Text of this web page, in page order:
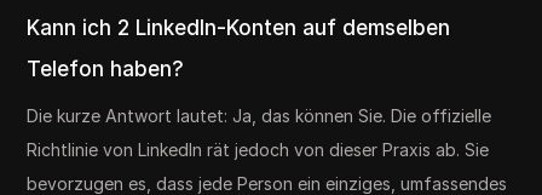
Kann ich 2 LinkedIn-Konten auf demselben
Telefon haben?
Die kurze Antwort lautet: Ja, das können Sie. Die offizielle
Richtlinie von LinkedIn rät jedoch von dieser Praxis ab. Sie
bevorzugen es, dass jede Person ein einziges, umfassendes